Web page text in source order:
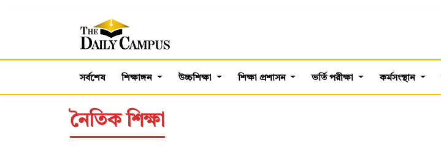
সর্বশেষ শিক্ষাঙ্গন উচ্চশিক্ষা শিক্ষা প্রশাসন ভর্তি পরীক্ষা কর্মসংস্থান
নৈতিক শিক্ষা